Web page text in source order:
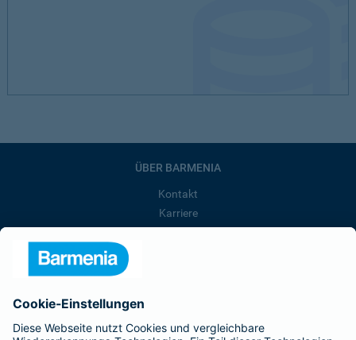
ÜBER BARMENIA
Kontakt
Karriere
Barmenia ist Teil der BarmeniaGothaer